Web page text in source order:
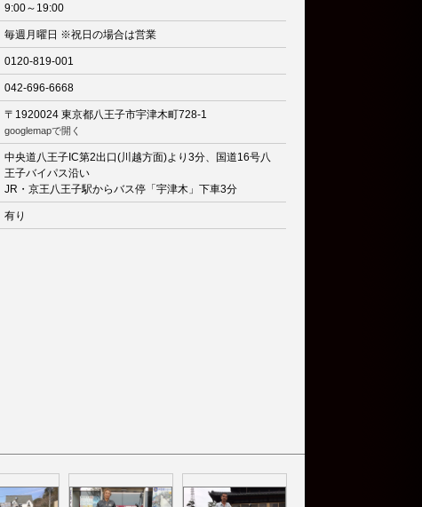
9:00～19:00
毎週月曜日 ※祝日の場合は営業
0120-819-001
042-696-6668
〒1920024 東京都八王子市宇津木町728-1
googlemapで開く
中央道八王子IC第2出口(川越方面)より3分、国道16号八
王子バイパス沿い
JR・京王八王子駅からバス停「宇津木」下車3分
有り